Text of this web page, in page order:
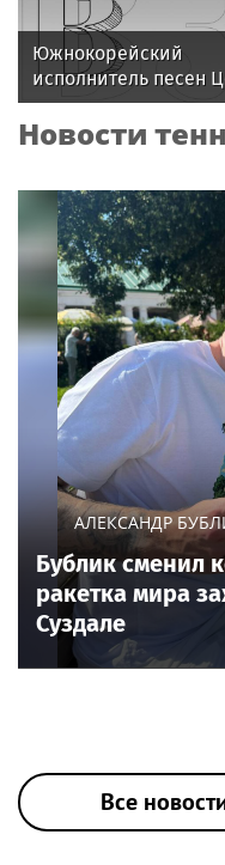
Южнокорейский
исполнитель песен
Сон Вон Соп захотел
провести отпуск в
Новости
АЛЕКСАНДР
Бублик сменил
ракетка мира
Суздале
Все